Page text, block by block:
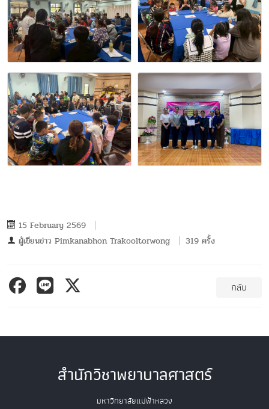
15 February 2569
ผู้เขียนข่าว Pimkanabhon Trakooltorwong 319 ครั้ง
กลับ
สำนักวิชาพยาบาลศาสตร์
มหาวิทยาลัยแม่ฟ้าหลวง